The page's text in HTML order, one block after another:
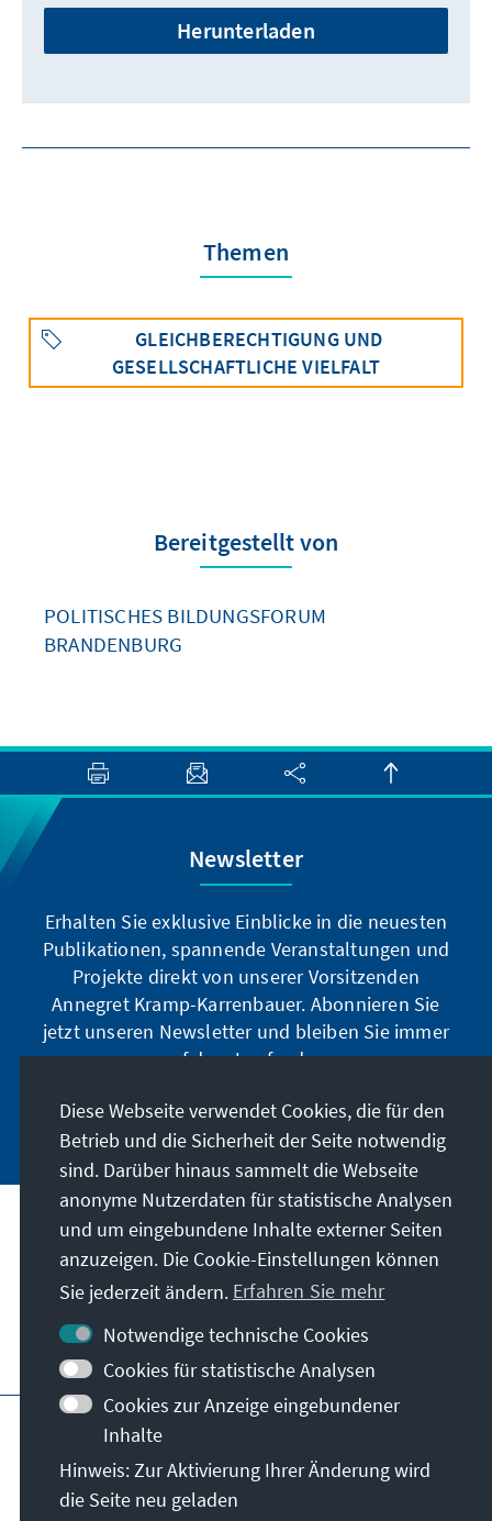
Herunterladen
Themen
GLEICHBERECHTIGUNG UND
GESELLSCHAFTLICHE VIELFALT
Bereitgestellt von
POLITISCHES BILDUNGSFORUM
BRANDENBURG
Newsletter
Erhalten Sie exklusive Einblicke in die neuesten
Publikationen, spannende Veranstaltungen und
Projekte direkt von unserer Vorsitzenden
Annegret Kramp-Karrenbauer. Abonnieren Sie
jetzt unseren Newsletter und bleiben Sie immer
auf dem Laufenden.
Jetzt abonnieren
Unser Auftrag
Kontakt
Weitere Angebote der Stiftung
Impressum
Datenschutz
Nutzungsbedingungen
Erklärung zur Barrierefreiheit
Barriere melden
Sitemap
Diese Webseite verwendet Cookies, die für den
Betrieb und die Sicherheit der Seite notwendig
sind. Darüber hinaus sammelt die Webseite
anonyme Nutzerdaten für statistische Analysen
und um eingebundene Inhalte externer Seiten
anzuzeigen. Die Cookie-Einstellungen können
Sie jederzeit ändern. Erfahren Sie mehr
Notwendige technische Cookies
Cookies für statistische Analysen
Cookies zur Anzeige eingebundener
Inhalte
Hinweis: Zur Aktivierung Ihrer Änderung wird
die Seite neu geladen